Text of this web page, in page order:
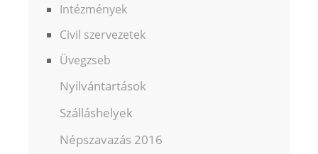
Intézmények
Civil szervezetek
Üvegzseb
Nyilvántartások
Szálláshelyek
Népszavazás 2016